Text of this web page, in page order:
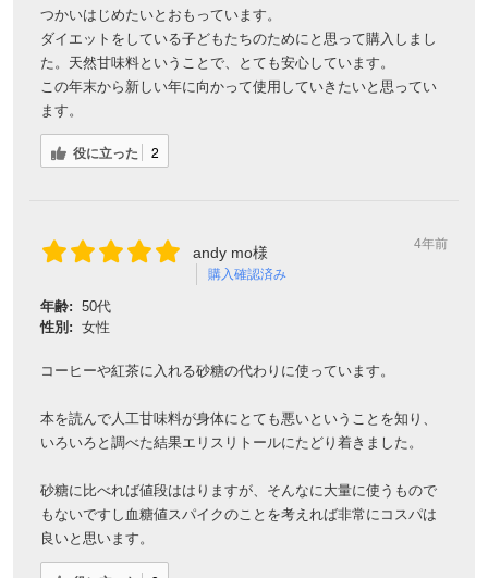
つかいはじめたいとおもっています。
ダイエットをしている子どもたちのためにと思って購入しまし
た。天然甘味料ということで、とても安心しています。
この年末から新しい年に向かって使用していきたいと思ってい
ます。
役に立った 2
andy mo様
購入確認済み
4年前
年齢: 50代
性別: 女性
コーヒーや紅茶に入れる砂糖の代わりに使っています。
本を読んで人工甘味料が身体にとても悪いということを知り、
いろいろと調べた結果エリスリトールにたどり着きました。
砂糖に比べれば値段ははりますが、そんなに大量に使うもので
もないですし血糖値スパイクのことを考えれば非常にコスパは
良いと思います。